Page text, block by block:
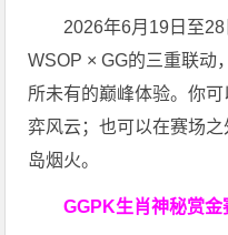
2026年6月19日至
WSOP × GG的三重联动
所未有的巅峰体验。你可
弈风云；也可以在赛场
岛烟火。
GGPK生肖神秘赏